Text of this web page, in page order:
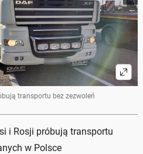
transportu bez zezwoleń
i Rosji próbują transportu
w Polsce